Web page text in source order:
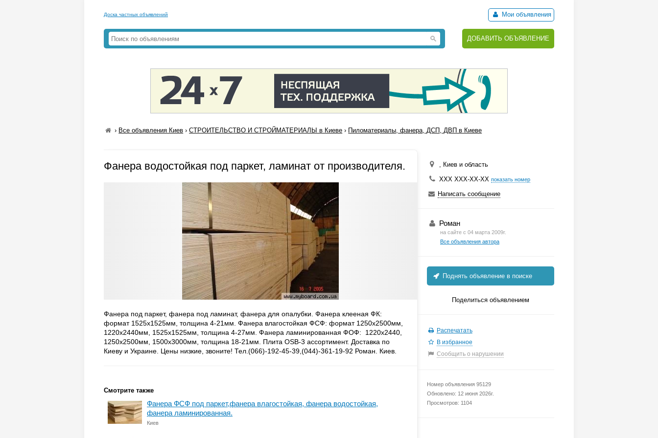
Доска частных объявлений Мои объявления
ДОБАВИТЬ ОБЪЯВЛЕНИЕ
› Все объявления Киев ›СТРОИТЕЛЬСТВО И СТРОЙМАТЕРИАЛЫ в Киеве › Пиломатериалы, фанера, ДСП, ДВП в Киеве
Фанера водостойкая под паркет, ламинат от производителя.
Фанера под паркет, фанера под ламинат, фанера для опалубки. Фанера клееная ФК:
формат 1525х1525мм, толщина 4-21мм. Фанера влагостойкая ФСФ: формат 1250х2500мм,
1220х2440мм, 1525х1525мм, толщина 4-27мм. Фанера ламинированная ФОФ: 1220х2440,
1250х2500мм, 1500х3000мм, толщина 18-21мм. Плита OSB-3 ассортимент. Доставка по
Киеву и Украине. Цены низкие, звоните! Тел.(066)-192-45-39,(044)-361-19-92 Роман. Киев.
Смотрите также
Фанера ФСФ под паркет,фанера влагостойкая, фанера водостойкая,
фанера ламинированная.
Киев
, Киев и область
ХХХ ХХХ-ХХ-ХХ показать номер
Написать сообщение
Роман
на сайте с 04 марта 2009г.
Все объявления автора
Поднять объявление в поиске
Поделиться объявлением
Распечатать
В избранное
Сообщить о нарушении
Номер объявления 95129
Обновлено: 12 июня 2026г.
Просмотров: 1104